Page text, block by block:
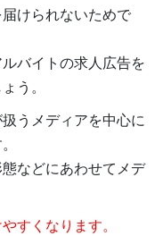
けられないためで
バイトの求人広告を
う。
うメディアを中心に
などにあわせてメデ
すくなります。